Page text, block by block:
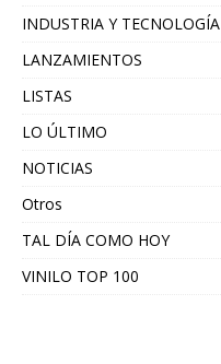
INDUSTRIA Y TECNOLOGÍA
LANZAMIENTOS
LISTAS
LO ÚLTIMO
NOTICIAS
Otros
TAL DÍA COMO HOY
VINILO TOP 100